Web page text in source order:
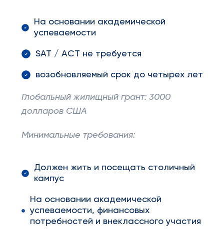
На основании академической
успеваемости
SAT / ACT не требуется
возобновляемый срок до четырех лет
Глобальный жилищный грант: 3000
долларов США
Минимальные требования:
Должен жить и посещать столичный
кампус
На основании академической
успеваемости, финансовых
потребностей и внеклассного участия